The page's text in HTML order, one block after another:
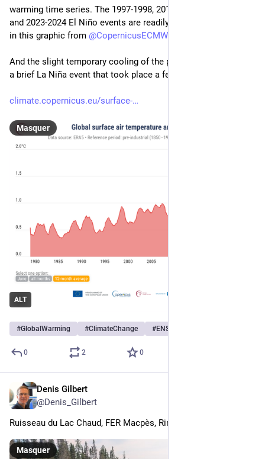
warming time series. The 1997-1998, 2015-2016, 2018-2019
and 2023-2024 El Niño events are readily detectable as bumps
in this graphic from @CopernicusECMWF
And the slight temporary cooling of the past months is due to
a brief La Niña event that took place a few months ago.
climate.copernicus.eu/surface-
ALT
Masquer
#GlobalWarming #ClimateChange #ENSO
0 2 0
Denis Gilbert
@Denis_Gilbert
Ruisseau du Lac Chaud, FER Macpès, Rimouski.
Masquer